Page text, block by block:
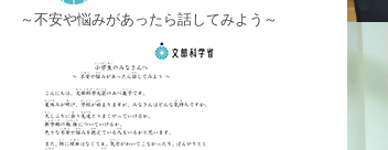
～不安や悩みがあったら話してみよう～